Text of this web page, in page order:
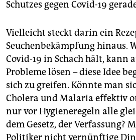
Schutzes gegen Covid-19
Vielleicht steckt darin ein
Seuchenbekämpfung hinaus.
Covid-19 in Schach hält, kann
Probleme lösen – diese Idee
sich zu greifen. Könnte man
­Cholera und Malaria effektiv
nur vor Hygiene­regeln alle
dem Gesetz, der Verfassung?
Politiker nicht vernünftige